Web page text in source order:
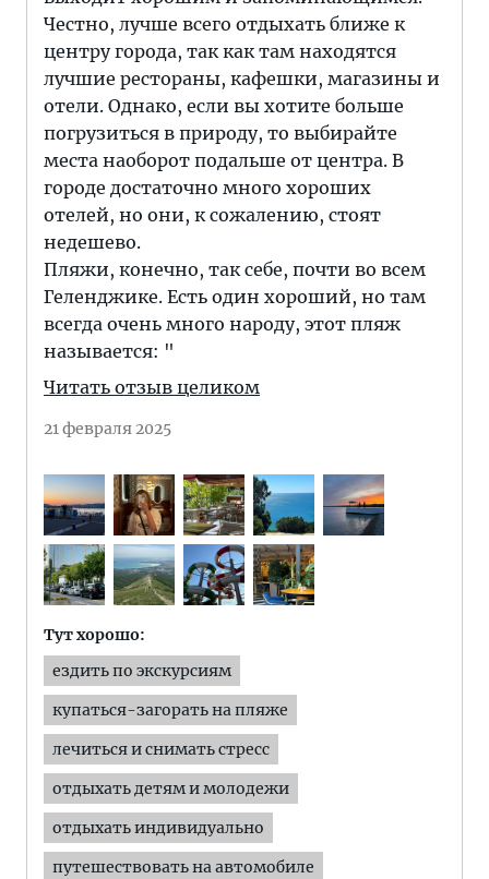
Честно, лучше всего отдыхать ближе к
центру города, так как там находятся
лучшие рестораны, кафешки, магазины и
отели. Однако, если вы хотите больше
погрузиться в природу, то выбирайте
места наоборот подальше от центра. В
городе достаточно много хороших
отелей, но они, к сожалению, стоят
недешево.
Пляжи, конечно, так себе, почти во всем
Геленджике. Есть один хороший, но там
всегда очень много народу, этот пляж
называется: "
Читать отзыв целиком
21 февраля 2025
Тут хорошо:
ездить по экскурсиям
купаться-загорать на пляже
лечиться и снимать стресс
отдыхать детям и молодежи
отдыхать индивидуально
путешествовать на автомобиле